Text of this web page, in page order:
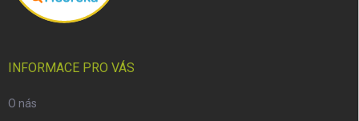
INFORMACE PRO VÁS
O nás